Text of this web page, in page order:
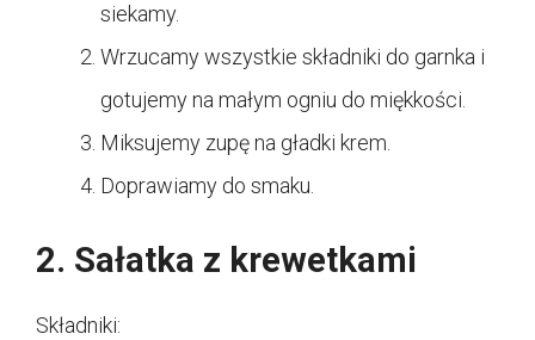
siekamy.
Wrzucamy wszystkie składniki do garnka i
gotujemy na małym ogniu do miękkości.
Miksujemy zupę na gładki krem.
Doprawiamy do smaku.
2. Sałatka z krewetkami
Składniki: